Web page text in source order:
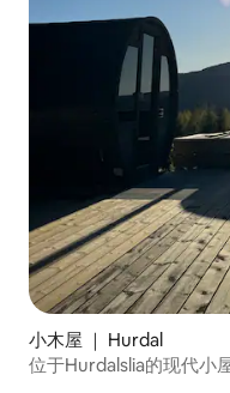
小木屋 ｜ Hurdal
位于Hurdalslia的现代小